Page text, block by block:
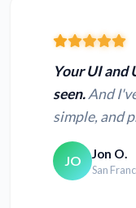
Your UI and
seen.And
simple, and
JO Jon O.
San